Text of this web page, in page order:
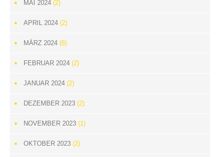
MAI 2024 (2)
APRIL 2024 (2)
MÄRZ 2024 (6)
FEBRUAR 2024 (2)
JANUAR 2024 (2)
DEZEMBER 2023 (2)
NOVEMBER 2023 (1)
OKTOBER 2023 (2)